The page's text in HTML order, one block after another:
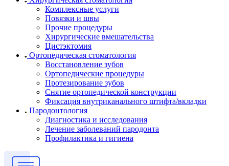
Комплексные услуги
Повязки и швы
Прочие процедуры
Хирургические вмешательства
Цистэктомия
Ортопедическая стоматология
Восстановление зубов
Ортопедические процедуры
Протезирование зубов
Снятие ортопедической конструкции
Фиксация внутриканального штифта/вкладки
Пародонтология
Диагностика и исследования
Лечение заболеваний пародонта
Профилактика и гигиена